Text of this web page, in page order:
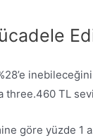
three.460 TL
göre yüzde 1